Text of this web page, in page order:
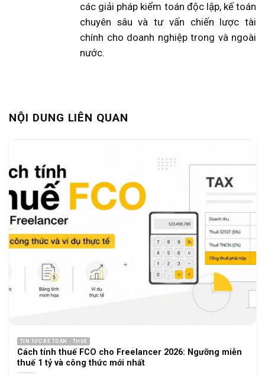
các giải pháp kiểm toán độc lập, kế toán
chuyên sâu và tư vấn chiến lược tài
chính cho doanh nghiệp trong và ngoài
nước.
NỘI DUNG LIÊN QUAN
TIN TỨC KẾ TOÁN - THUẾ
Cách tính thuế FCO cho Freelancer 2026: Ngưỡng miễn
thuế 1 tỷ và công thức mới nhất